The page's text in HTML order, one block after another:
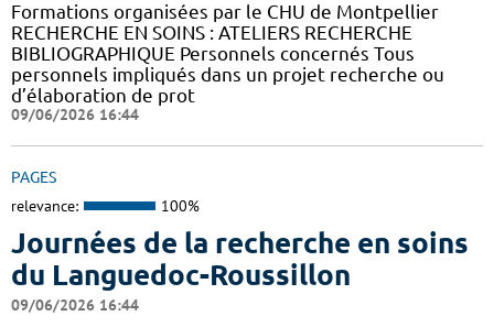
Formations organisées par le CHU de Montpellier
RECHERCHE EN SOINS : ATELIERS RECHERCHE
BIBLIOGRAPHIQUE Personnels concernés Tous
personnels impliqués dans un projet recherche ou
d’élaboration de prot
09/06/2026 16:44
PAGES
relevance: 100%
Journées de la recherche en soins
du Languedoc-Roussillon
09/06/2026 16:44